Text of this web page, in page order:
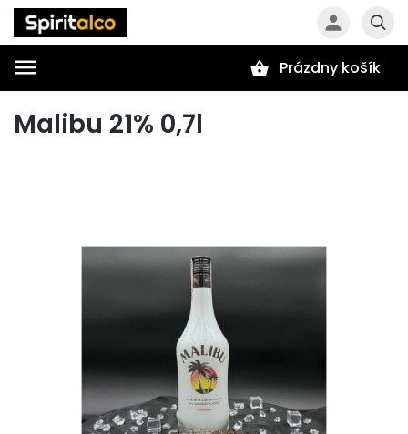
Prázdny košík
Malibu 21% 0,7l